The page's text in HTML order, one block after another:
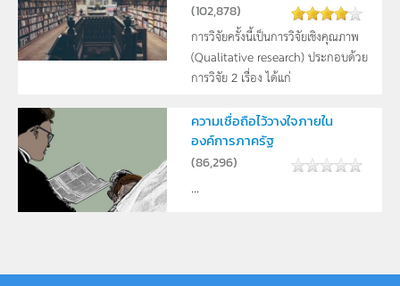
(102,878)
การวิจัยครั้งนี้เป็นการวิจัยเชิงคุณภาพ
(Qualitative research) ประกอบด้วย
การวิจัย 2 เรื่อง ได้แก่
ความเชื่อถือไว้วางใจภายใน
องค์การภาครัฐ
(86,296)
...